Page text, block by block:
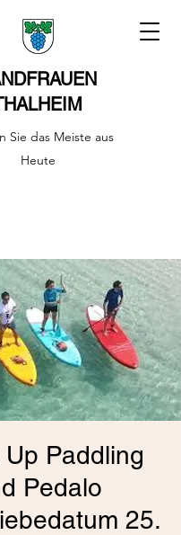
Sie das Meiste aus
Heute
Paddling
Pedalo
25.